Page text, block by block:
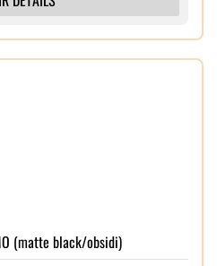
(matte black/obsidi)